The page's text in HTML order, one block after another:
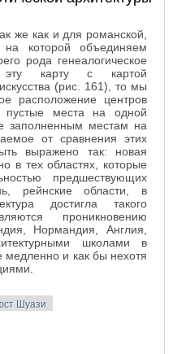
же как и для романской,
которой объединяем
рода генеалогическое
эту карту с картой
(рис. 161), то мы
расположение центров
пустые места на одной
заполненным местам на
от сравнения этих
выражено так: новая
в тех областях, которые
предшествующих
рейнские области, в
достигла такого
проникновению
Нормандия, Англия,
школами в
медленно и как бы нехотя
Шуази